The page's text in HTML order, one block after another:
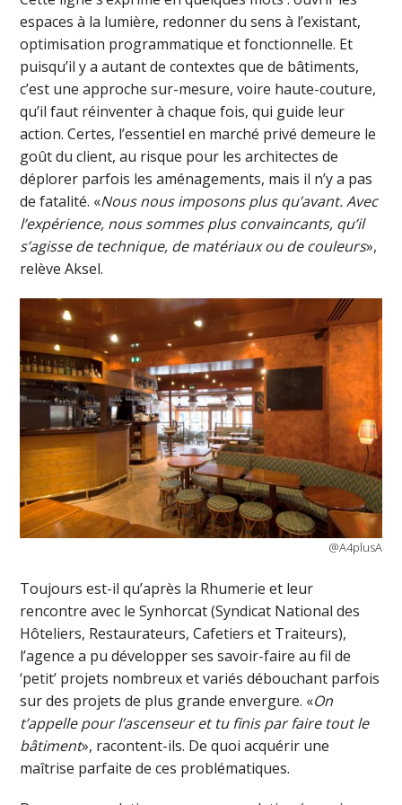
espaces à la lumière, redonner du sens à l’existant,
optimisation programmatique et fonctionnelle. Et
puisqu’il y a autant de contextes que de bâtiments,
c’est une approche sur-mesure, voire haute-couture,
qu’il faut réinventer à chaque fois, qui guide leur
action. Certes, l’essentiel en marché privé demeure le
goût du client, au risque pour les architectes de
déplorer parfois les aménagements, mais il n’y a pas
de fatalité. «Nous nous imposons plus qu’avant. Avec
l’expérience, nous sommes plus convaincants, qu’il
s’agisse de technique, de matériaux ou de couleurs»,
relève Aksel.
@A4plusA
Toujours est-il qu’après la Rhumerie et leur
rencontre avec le Synhorcat (Syndicat National des
Hôteliers, Restaurateurs, Cafetiers et Traiteurs),
l’agence a pu développer ses savoir-faire au fil de
‘petit’ projets nombreux et variés débouchant parfois
sur des projets de plus grande envergure. «On
t’appelle pour l’ascenseur et tu finis par faire tout le
bâtiment», racontent-ils. De quoi acquérir une
maîtrise parfaite de ces problématiques.